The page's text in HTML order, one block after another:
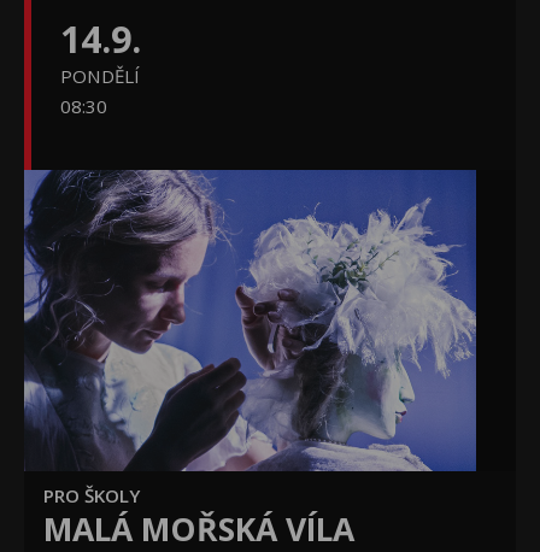
14.9.
PONDĚLÍ
08:30
PRO ŠKOLY
MALÁ MOŘSKÁ VÍLA